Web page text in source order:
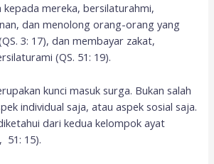
mereka, bersilaturahmi,
dan menolong orang-orang yang
3: 17), dan membayar zakat,
(QS. 51: 19).
kunci masuk surga. Bukan salah
individual saja, atau aspek sosial saja.
dari kedua kelompok ayat
51: 15).